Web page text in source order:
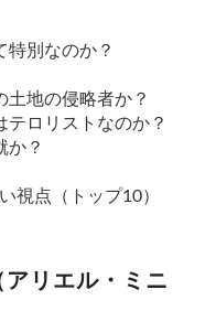
特別なのか？
土地の侵略者か？
ロリストなのか？
か？
視点（トップ10）
リエル・ミニ